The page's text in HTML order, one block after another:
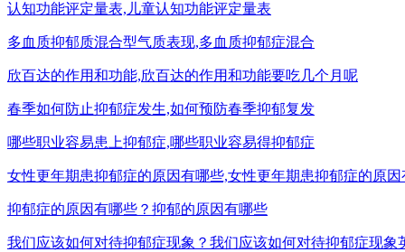
认知功能评定量表,儿童认知功能评定量表
多血质抑郁质混合型气质表现,多血质抑郁症混合
欣百达的作用和功能,欣百达的作用和功能要吃几个月呢
春季如何防止抑郁症发生,如何预防春季抑郁复发
哪些职业容易患上抑郁症,哪些职业容易得抑郁症
女性更年期患抑郁症的原因有哪些,女性更年期患抑郁症的原
抑郁症的原因有哪些？抑郁的原因有哪些
我们应该如何对待抑郁症现象？我们应该如何对待抑郁症现象